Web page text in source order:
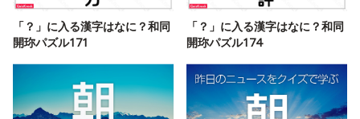
「？」に入る漢字はなに？和同
開珎パズル171
「？」に入る漢字はなに？和同
開珎パズル174